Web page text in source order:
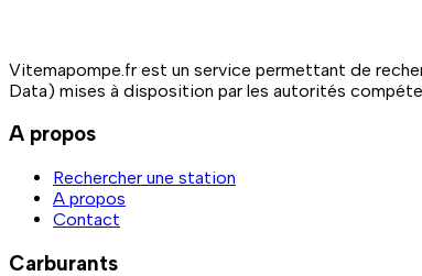
Vitemapompe.fr est un service permettant de
Data) mises à disposition par les autorités
A propos
Rechercher une station
A propos
Contact
Carburants